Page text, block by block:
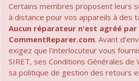
Certains membres proposent leurs
à distance pour vos appareils à des
Aucun réparateur n'est agréé par
CommentReparer.com. Avant
exigez que l'interlocuteur vous
SIRET, ses Conditions Générales
sa politique de gestion des retours